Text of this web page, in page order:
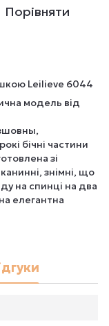
Порівняти
Leilieve 6044
модель від
бічні частини
​​зі
знімні, що
на спинці на два
елегантна